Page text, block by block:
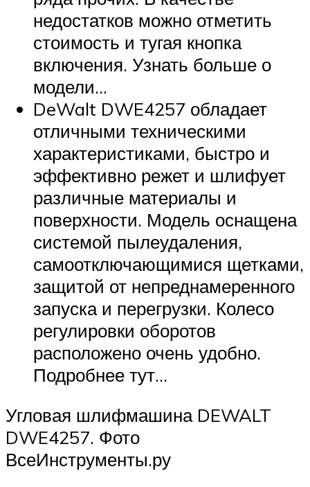
недостатков можно отметить
стоимость и тугая кнопка
включения. Узнать больше о
модели…
DeWalt DWE4257 обладает
отличными техническими
характеристиками, быстро и
эффективно режет и шлифует
различные материалы и
поверхности. Модель оснащена
системой пылеудаления,
самоотключающимися щетками,
защитой от непреднамеренного
запуска и перегрузки. Колесо
регулировки оборотов
расположено очень удобно.
Подробнее тут…
Угловая шлифмашина DEWALT
DWE4257. Фото
ВсеИнструменты.ру